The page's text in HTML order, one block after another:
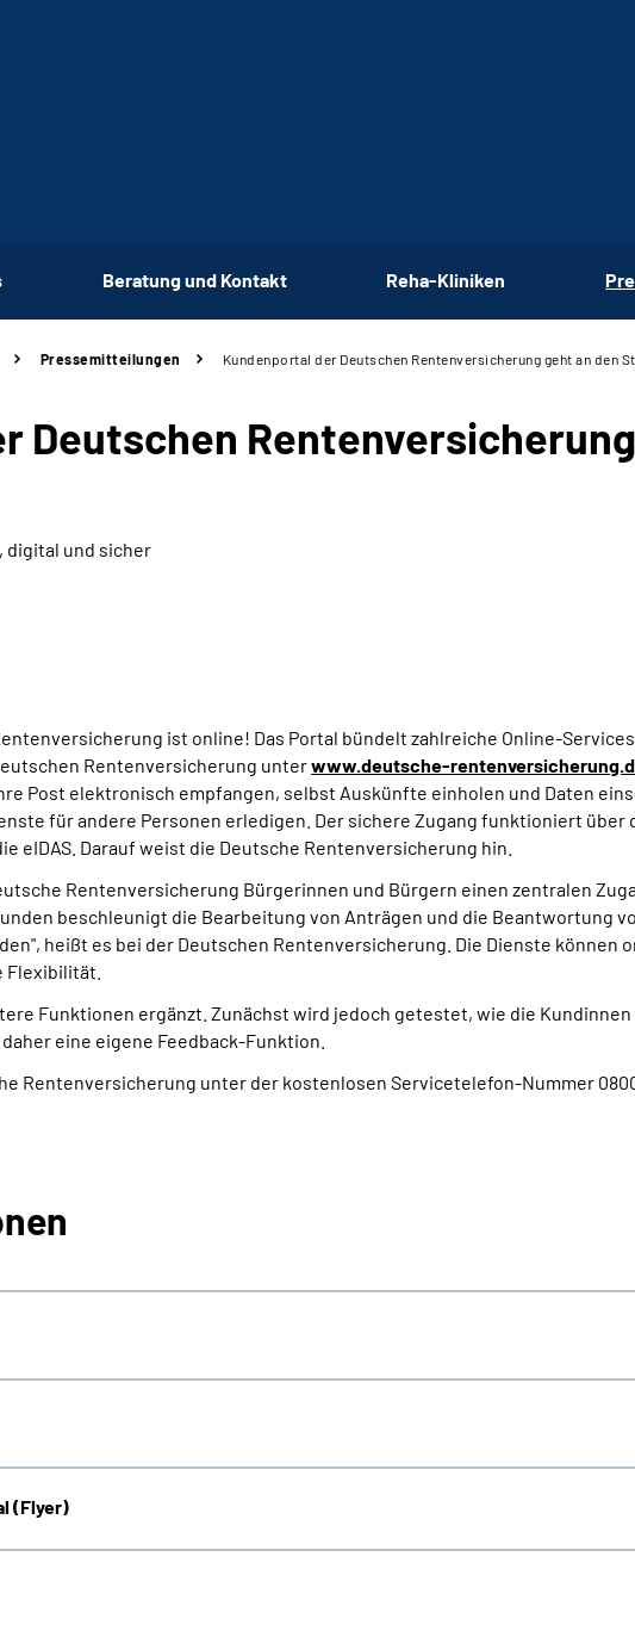
Beratung und Kontakt Reha-Kliniken
Pressemitteilungen Kundenportal der Deutschen Rentenversicherung geht an den
Deutschen
digital und sicher
ist online! Das Portal bündelt zahlreiche Online-
Rentenversicherung unterwww.deutsche-
Post elektronisch empfangen, selbst Auskünfte einholen und Daten
für andere Personen erledigen. Der sichere Zugang funktioniert über
eIDAS. Darauf weist die Deutsche Rentenversicherung hin.
Rentenversicherung Bürgerinnen und Bürgern einen zentralen
beschleunigt die Bearbeitung von Anträgen und die Beantwortung
heißt es bei der Deutschen Rentenversicherung. Die Dienste können
Flexibilität.
Funktionen ergänzt. Zunächst wird jedoch getestet, wie die Kundinnen
eine eigene Feedback-Funktion.
Rentenversicherung unter der kostenlosen Servicetelefon-Nummer
(Flyer)